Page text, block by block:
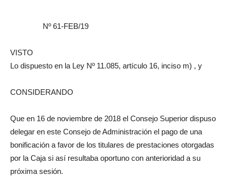
Nº 61-FEB/19
VISTO
Lo dispuesto en la Ley Nº 11.085, artículo 16, inciso m) , y
CONSIDERANDO
Que en 16 de noviembre de 2018 el Consejo Superior dispuso
delegar en este Consejo de Administración el pago de una
bonificación a favor de los titulares de prestaciones otorgadas
por la Caja si así resultaba oportuno con anterioridad a su
próxima sesión.